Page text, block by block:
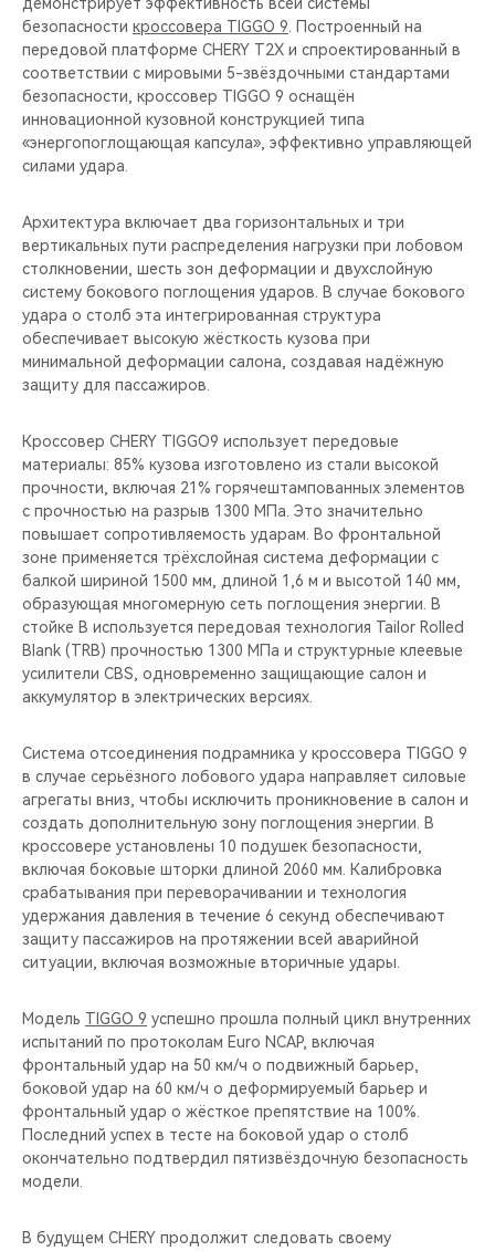
демонстрирует эффективность всей системы
безопасности кроссовера TIGGO 9. Построенный на
передовой платформе CHERY T2X и спроектированный в
соответствии с мировыми 5-звёздочными стандартами
безопасности, кроссовер TIGGO 9 оснащён
инновационной кузовной конструкцией типа
«энергопоглощающая капсула», эффективно управляющей
силами удара.
Архитектура включает два горизонтальных и три
вертикальных пути распределения нагрузки при лобовом
столкновении, шесть зон деформации и двухслойную
систему бокового поглощения ударов. В случае бокового
удара о столб эта интегрированная структура
обеспечивает высокую жёсткость кузова при
минимальной деформации салона, создавая надёжную
защиту для пассажиров.
Кроссовер CHERY TIGGO9 использует передовые
материалы: 85% кузова изготовлено из стали высокой
прочности, включая 21% горячештампованных элементов
с прочностью на разрыв 1300 МПа. Это значительно
повышает сопротивляемость ударам. Во фронтальной
зоне применяется трёхслойная система деформации с
балкой шириной 1500 мм, длиной 1,6 м и высотой 140 мм,
образующая многомерную сеть поглощения энергии. В
стойке B используется передовая технология Tailor Rolled
Blank (TRB) прочностью 1300 МПа и структурные клеевые
усилители CBS, одновременно защищающие салон и
аккумулятор в электрических версиях.
Система отсоединения подрамника у кроссовера TIGGO 9
в случае серьёзного лобового удара направляет силовые
агрегаты вниз, чтобы исключить проникновение в салон и
создать дополнительную зону поглощения энергии. В
кроссовере установлены 10 подушек безопасности,
включая боковые шторки длиной 2060 мм. Калибровка
срабатывания при переворачивании и технология
удержания давления в течение 6 секунд обеспечивают
защиту пассажиров на протяжении всей аварийной
ситуации, включая возможные вторичные удары.
Модель TIGGO 9 успешно прошла полный цикл внутренних
испытаний по протоколам Euro NCAP, включая
фронтальный удар на 50 км/ч о подвижный барьер,
боковой удар на 60 км/ч о деформируемый барьер и
фронтальный удар о жёсткое препятствие на 100%.
Последний успех в тесте на боковой удар о столб
окончательно подтвердил пятизвёздочную безопасность
модели.
В будущем CHERY продолжит следовать своему